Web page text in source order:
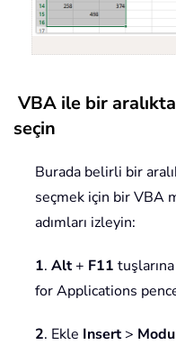
VBA ile bir
seçin
Burada belirli bir
seçmek için bir VBA
adımları izleyin:
1. Alt+ F11
for Applications
2. Ekle Insert>